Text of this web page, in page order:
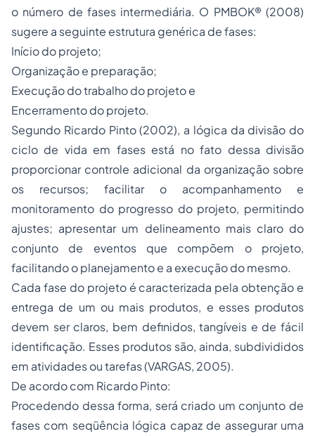
o número de fases intermediária. O PMBOK®(2008)
sugere a seguinte estrutura genérica de fases:
Início do projeto;
Organização e preparação;
Execução do trabalho do projeto e
Encerramento do projeto.
Segundo Ricardo Pinto (2002), a lógica da divisão do
ciclo de vida em fases está no fato dessa divisão
proporcionar controle adicional da organização sobre
os recursos; facilitar o acompanhamento e
monitoramento do progresso do projeto, permitindo
ajustes; apresentar um delineamento mais claro do
conjunto de eventos que compõem o projeto,
facilitando o planejamento e a execução do mesmo.
Cada fase do projeto é caracterizada pela obtenção e
entrega de um ou mais produtos, e esses produtos
devem ser claros, bem definidos, tangíveis e de fácil
identificação. Esses produtos são, ainda, subdivididos
em atividades ou tarefas (VARGAS, 2005).
De acordo com Ricardo Pinto:
Procedendo dessa forma, será criado um conjunto de
fases com seqüência lógica capaz de assegurar uma